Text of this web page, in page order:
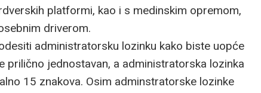
platformi, kao i s medinskim opremom,
driverom.
administratorsku lozinku kako biste uopće
prilično jednostavan, a administratorska lozinka
15 znakova. Osim adminstratorske lozinke